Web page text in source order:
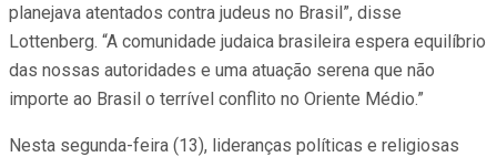
planejava atentados contra judeus no Brasil”, disse
Lottenberg. “A comunidade judaica brasileira espera equilíbrio
das nossas autoridades e uma atuação serena que não
importe ao Brasil o terrível conflito no Oriente Médio.”
Nesta segunda-feira (13), lideranças políticas e religiosas